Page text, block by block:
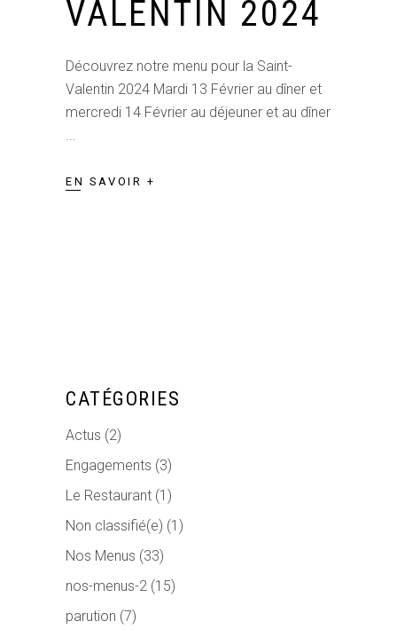
VALENTIN 2024
Découvrez notre menu pour la Saint-
Valentin 2024 Mardi 13 Février au dîner et
mercredi 14 Février au déjeuner et au dîner
EN SAVOIR +
CATÉGORIES
Actus (2)
Engagements (3)
Le Restaurant (1)
Non classifié(e) (1)
Nos Menus (33)
nos-menus-2 (15)
parution (7)